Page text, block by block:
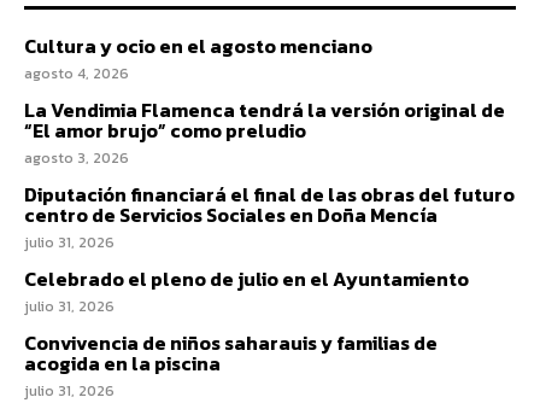
Cultura y ocio en el agosto menciano
agosto 4, 2026
La Vendimia Flamenca tendrá la versión original de
“El amor brujo” como preludio
agosto 3, 2026
Diputación financiará el final de las obras del futuro
centro de Servicios Sociales en Doña Mencía
julio 31, 2026
Celebrado el pleno de julio en el Ayuntamiento
julio 31, 2026
Convivencia de niños saharauis y familias de
acogida en la piscina
julio 31, 2026